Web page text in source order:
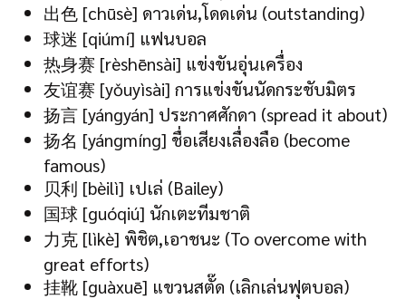
出色 [chūsè] ดาวเด่น,โดดเด่น (outstanding)
球迷 [qiúmí] แฟนบอล
热身赛 [rèshēnsài] แข่งขันอุ่นเครื่อง
友谊赛 [yǒuyìsài] การแข่งขันนัดกระชับมิตร
扬言 [yángyán] ประกาศศักดา (spread it about)
扬名 [yángmíng] ชื่อเสียงเลื่องลือ (become
famous)
贝利 [bèilì] เปเล่ (Bailey)
国球 [guóqiú] นักเตะทีมชาติ
力克 [lìkè] พิชิต,เอาชนะ (To overcome with
great efforts)
挂靴 [guàxuē] แขวนสตั๊ด (เลิกเล่นฟุตบอล)